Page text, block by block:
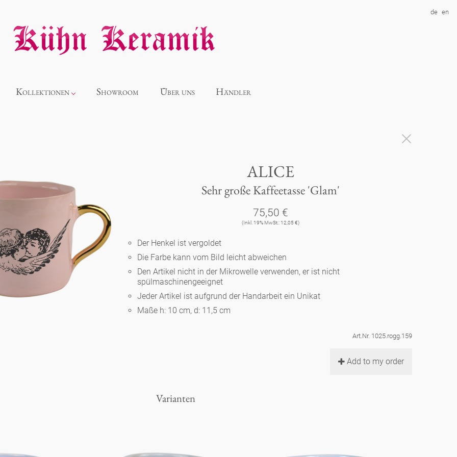
de en
Kollektionen
Panthéon
Souvenir
Berlin
Slumberland
Showroom Über uns Händler
ALICE
Sehr große Kaffeetasse 'Glam'
75,50 €
(Inkl. 19% MwSt.: 12,05 €)
Der Henkel ist vergoldet
Die Farbe kann vom Bild leicht abweichen
Den Artikel nicht in der Mikrowelle verwenden, er ist nicht
spülmaschinengeeignet
Jeder Artikel ist aufgrund der Handarbeit ein Unikat
Maße h: 10 cm, d: 11,5 cm
Art.Nr. 1025.rogg.159
Add to my order
Varianten